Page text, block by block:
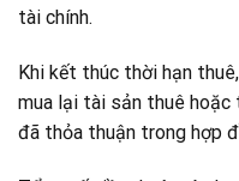
tài chính.
Khi kết thúc thời hạn
mua lại tài sản thuê
đã thỏa thuận trong hợp